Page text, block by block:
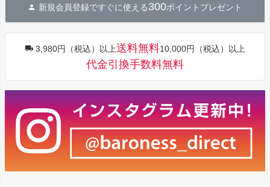
へ
新規会員登録ですぐに使える300ポイントプレゼント
3,980円（税込）以上送料無料10,000円（税込）以上
代金引換手数料無料